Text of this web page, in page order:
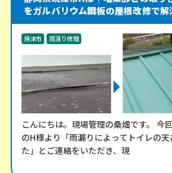
をガルバリウム鋼板の屋根改修で解
焼津市 雨漏り修理
こんにちは。現場管理の桑畑です。 今回は、静岡県焼津市
のH様より「雨漏りによってトイレの
た」とご連絡をいただき、現